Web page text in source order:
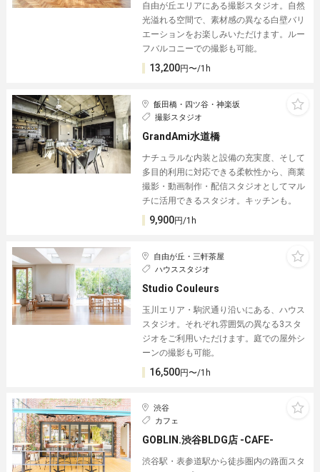
自由が丘エリアにある撮影スタジオ。自然
光溢れる空間で、素材感の異なる白壁バリ
エーションをお楽しみいただけます。ルー
フバルコニーでの撮影も可能。
13,200円〜/1h
飯田橋・四ツ谷・神楽坂
撮影スタジオ
GrandAmi水道橋
ナチュラルな内装と設備の充実度、そして
多目的利用に対応できる柔軟性から、商業
撮影・動画制作・配信スタジオとしてマル
チに活用できるスタジオ。キッチンも。
9,900円/1h
自由が丘・三軒茶屋
ハウススタジオ
Studio Couleurs
玉川エリア・駒沢通り沿いにある、ハウス
スタジオ。それぞれ雰囲気の異なる3スタ
ジオをご利用いただけます。庭での屋外シ
ーンの撮影も可能。
16,500円〜/1h
渋谷
カフェ
GOBLIN.渋谷BLDG店 -CAFE-
渋谷駅・表参道駅から徒歩圏内の路面スタ